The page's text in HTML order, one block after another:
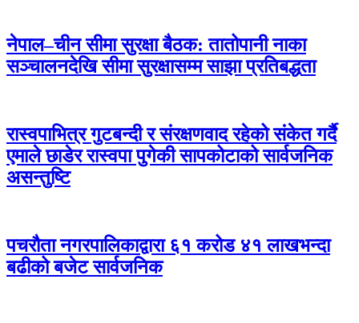
नेपाल–चीन सीमा सुरक्षा बैठक: तातोपानी नाका
सञ्चालनदेखि सीमा सुरक्षासम्म साझा प्रतिबद्धता
रास्वपाभित्र गुटबन्दी र संरक्षणवाद रहेको संकेत गर्दै
एमाले छाडेर रास्वपा पुगेकी सापकोटाको सार्वजनिक
असन्तुष्टि
पचरौता नगरपालिकाद्वारा ६१ करोड ४१ लाखभन्दा
बढीको बजेट सार्वजनिक